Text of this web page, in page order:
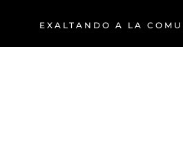
EXALTANDO A LA